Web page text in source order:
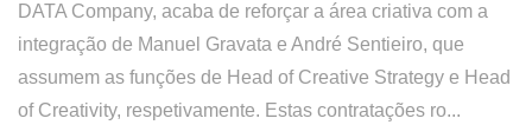
DATA Company, acaba de reforçar a área criativa com a
integração de Manuel Gravata e André Sentieiro, que
assumem as funções de Head of Creative Strategy e Head
of Creativity, respetivamente. Estas contratações ro...